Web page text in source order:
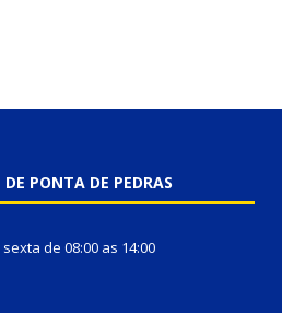
PONTA DE PEDRAS
de 08:00 as 14:00